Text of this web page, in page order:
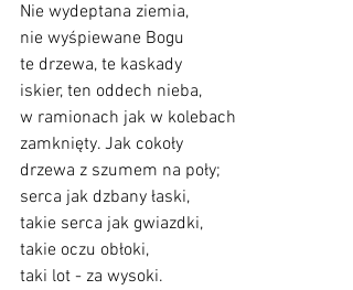
Nie wydeptana ziemia,
nie wyśpiewane Bogu
te drzewa, te kaskady
iskier, ten oddech nieba,
w ramionach jak w kolebach
zamknięty. Jak cokoły
drzewa z szumem na poły;
serca jak dzbany łaski,
takie serca jak gwiazdki,
takie oczu obłoki,
taki lot - za wysoki.